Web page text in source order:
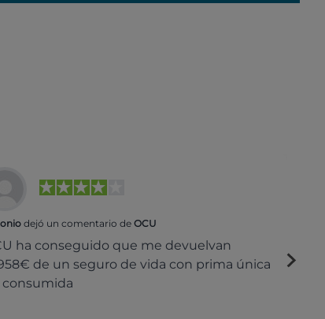
dejó un comentario deOCU
ha conseguido que me devuelvan
de un seguro de vida con prima única
consumida